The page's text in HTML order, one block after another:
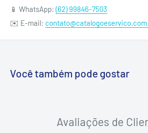
📱 WhatsApp: (62) 99846-7503
✉️ E-mail:
Você também pode gostar
Avaliações de